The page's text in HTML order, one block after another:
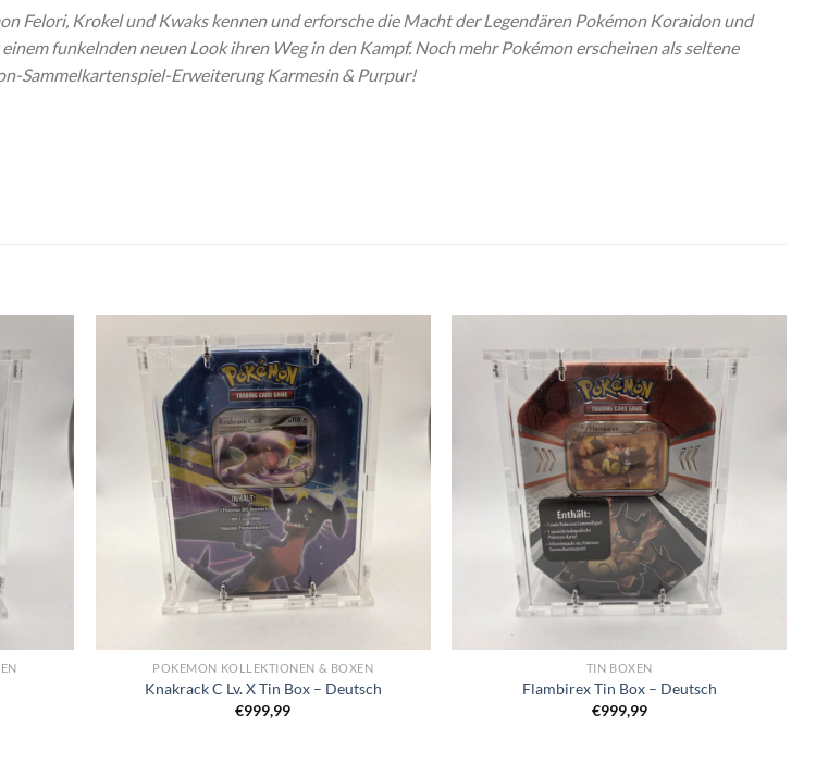
Felori, Krokel und Kwaks kennen und erforsche die Macht der Legendären Pokémon Koraidon und
funkelnden neuen Look ihren Weg in den Kampf. Noch mehr Pokémon erscheinen als seltene
Sammelkartenspiel-Erweiterung Karmesin & Purpur!
POKEMON KOLLEKTIONEN & BOXEN
Knakrack C Lv. X Tin Box – Deutsch
€999,99
TIN BOXEN
Flambirex Tin Box – Deutsch
€999,99